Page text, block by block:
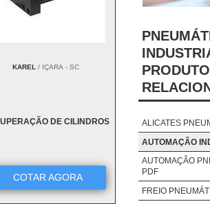
KAREL/ IÇARA - SC
DE CILINDROS
COTAR AGORA
ALICATES
AUTOMAÇÃO
AUTOMAÇÃO
PDF
FREIO